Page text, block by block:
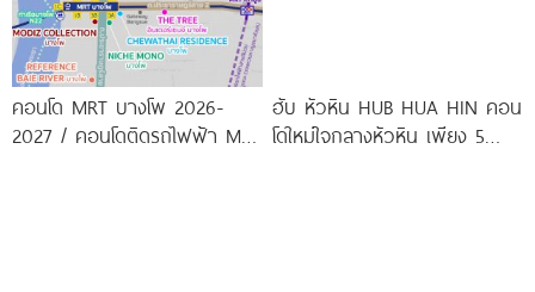
คอนโด MRT บางโพ 2026-
2027 / คอนโดติดรถไฟฟ้า MRT
ฮับ หัวหิน HUB HUA HIN คอน
โดใหม่ใจกลางหัวหิน เพียง 5